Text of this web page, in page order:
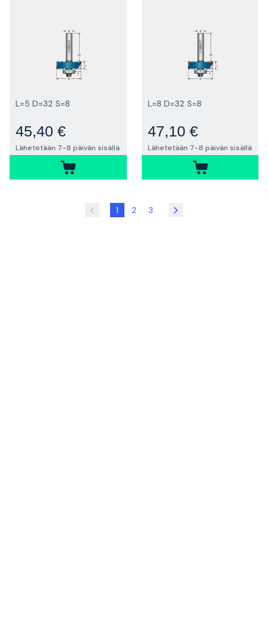
L=5 D=32 S=8
45,40 €
Lähetetään 7-8 päivän sisällä
L=8 D=32 S=8
47,10 €
Lähetetään 7-8 päivän sisällä
1 2 3